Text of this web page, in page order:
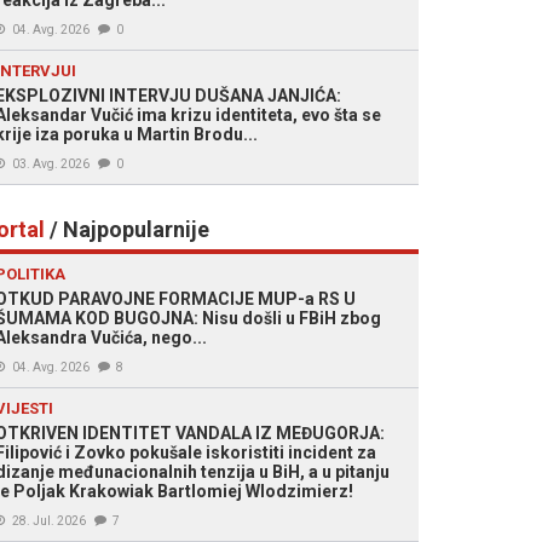
04. Avg. 2026 0
INTERVJU DUŠANA JANJIĆA:
Vučić ima krizu identiteta, evo šta se
iza poruka u Martin Brodu...
03. Avg. 2026 0
/ Najpopularnije
PARAVOJNE FORMACIJE MUP-a RS U
KOD BUGOJNA: Nisu došli u FBiH zbog
Vučića, nego...
04. Avg. 2026 8
IDENTITET VANDALA IZ MEĐUGORJA:
i Zovko pokušale iskoristiti incident za
međunacionalnih tenzija u BiH, a u pitanju
Poljak Krakowiak Bartlomiej Wlodzimierz!
28. Jul. 2026 7